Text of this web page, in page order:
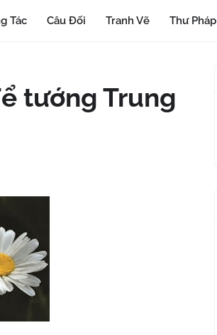
Tác Câu Đối Tranh Vẽ Thư Pháp
tướng Trung